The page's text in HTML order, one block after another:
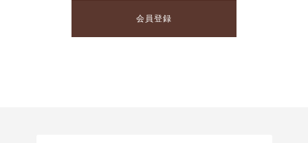
会員登録